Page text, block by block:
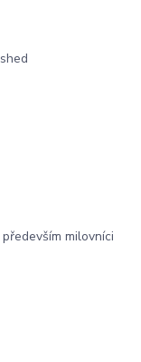
milovníci